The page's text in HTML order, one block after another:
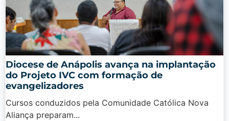
Diocese de Anápolis avança na implantação
do Projeto IVC com formação de
evangelizadores
Cursos conduzidos pela Comunidade Católica Nova
Aliança preparam...